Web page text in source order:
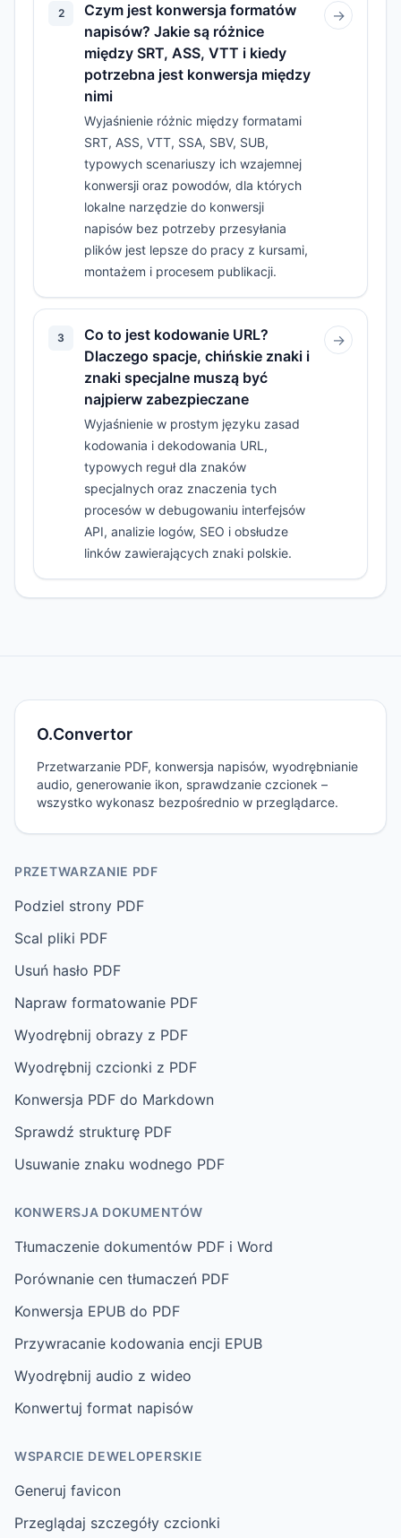
2
Czym jest konwersja formatów
napisów? Jakie są różnice
między SRT, ASS, VTT i kiedy
potrzebna jest konwersja między
nimi
Wyjaśnienie różnic między formatami
SRT, ASS, VTT, SSA, SBV, SUB,
typowych scenariuszy ich wzajemnej
konwersji oraz powodów, dla których
lokalne narzędzie do konwersji
napisów bez potrzeby przesyłania
plików jest lepsze do pracy z kursami,
montażem i procesem publikacji.
→
3
Co to jest kodowanie URL?
Dlaczego spacje, chińskie znaki i
znaki specjalne muszą być
najpierw zabezpieczane
Wyjaśnienie w prostym języku zasad
kodowania i dekodowania URL,
typowych reguł dla znaków
specjalnych oraz znaczenia tych
procesów w debugowaniu interfejsów
API, analizie logów, SEO i obsłudze
linków zawierających znaki polskie.
→
O.Convertor
Przetwarzanie PDF, konwersja napisów, wyodrębnianie
audio, generowanie ikon, sprawdzanie czcionek –
wszystko wykonasz bezpośrednio w przeglądarce.
PRZETWARZANIE PDF
Podziel strony PDF
Scal pliki PDF
Usuń hasło PDF
Napraw formatowanie PDF
Wyodrębnij obrazy z PDF
Wyodrębnij czcionki z PDF
Konwersja PDF do Markdown
Sprawdź strukturę PDF
Usuwanie znaku wodnego PDF
KONWERSJA DOKUMENTÓW
Tłumaczenie dokumentów PDF i Word
Porównanie cen tłumaczeń PDF
Konwersja EPUB do PDF
Przywracanie kodowania encji EPUB
Wyodrębnij audio z wideo
Konwertuj format napisów
WSPARCIE DEWELOPERSKIE
Generuj favicon
Przeglądaj szczegóły czcionki